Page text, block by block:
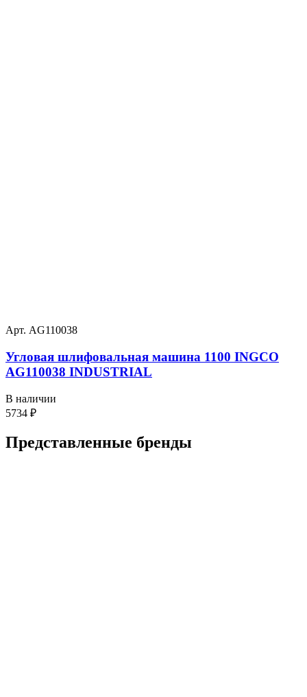
Арт. AG110038
Угловая шлифовальная машина 1100 INGCO
AG110038 INDUSTRIAL
В наличии
5734 ₽
Представленные бренды